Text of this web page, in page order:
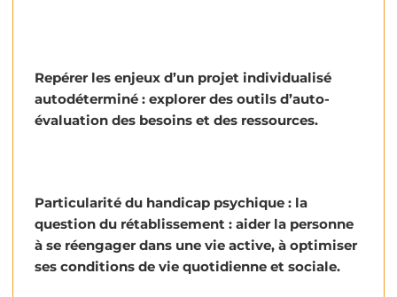
Repérer les enjeux d’un projet individualisé
autodéterminé : explorer des outils d’auto-
évaluation des besoins et des ressources.
Particularité du handicap psychique : la
question du rétablissement : aider la personne
à se réengager dans une vie active, à optimiser
ses conditions de vie quotidienne et sociale.